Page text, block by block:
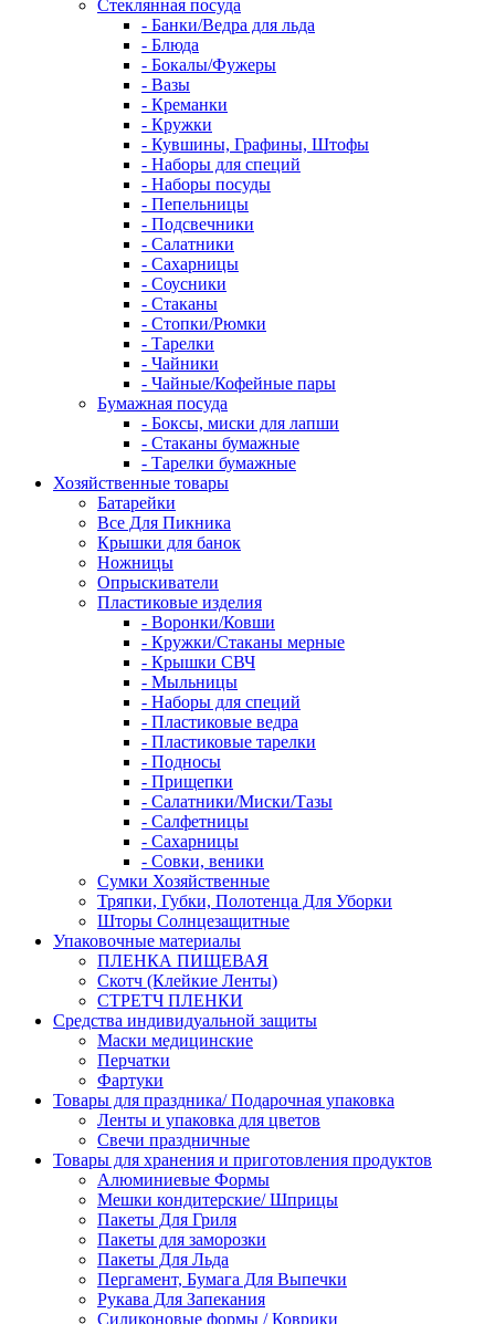
Стеклянная посуда
- Банки/Ведра для льда
- Блюда
- Бокалы/Фужеры
- Вазы
- Креманки
- Кружки
- Кувшины, Графины, Штофы
- Наборы для специй
- Наборы посуды
- Пепельницы
- Подсвечники
- Салатники
- Сахарницы
- Соусники
- Стаканы
- Стопки/Рюмки
- Тарелки
- Чайники
- Чайные/Кофейные пары
Бумажная посуда
- Боксы, миски для лапши
- Стаканы бумажные
- Тарелки бумажные
Хозяйственные товары
Батарейки
Все Для Пикника
Крышки для банок
Ножницы
Опрыскиватели
Пластиковые изделия
- Воронки/Ковши
- Кружки/Стаканы мерные
- Крышки СВЧ
- Мыльницы
- Наборы для специй
- Пластиковые ведра
- Пластиковые тарелки
- Подносы
- Прищепки
- Салатники/Миски/Тазы
- Салфетницы
- Сахарницы
- Совки, веники
Сумки Хозяйственные
Тряпки, Губки, Полотенца Для Уборки
Шторы Солнцезащитные
Упаковочные материалы
ПЛЕНКА ПИЩЕВАЯ
Скотч (Клейкие Ленты)
СТРЕТЧ ПЛЕНКИ
Средства индивидуальной защиты
Маски медицинские
Перчатки
Фартуки
Товары для праздника/ Подарочная упаковка
Ленты и упаковка для цветов
Свечи праздничные
Товары для хранения и приготовления продуктов
Алюминиевые Формы
Мешки кондитерские/ Шприцы
Пакеты Для Гриля
Пакеты для заморозки
Пакеты Для Льда
Пергамент, Бумага Для Выпечки
Рукава Для Запекания
Силиконовые формы / Коврики